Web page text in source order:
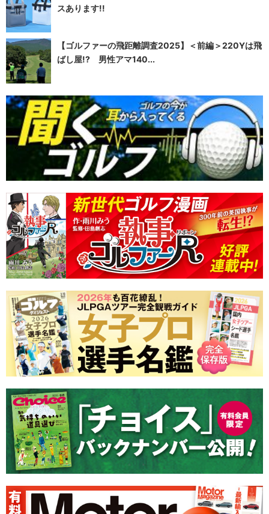
スあります!!
【ゴルファーの飛距離調査2025】＜前編＞220Yは飛
ばし屋!? 男性アマ140...